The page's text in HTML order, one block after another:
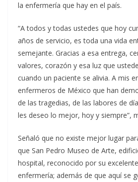
la enfermería que hay en el país.
“A todos y todas ustedes que hoy
años de servicio, es toda una vida
semejante. Gracias a esa entrega,
valores, corazón y esa luz que
cuando un paciente se alivia. A mis
enfermeros de México que han
de las tragedias, de las labores de
les deseo lo mejor, hoy y siempre”,
Señaló que no existe mejor lugar
que San Pedro Museo de Arte,
hospital, reconocido por su
enfermería; además de que aquí se